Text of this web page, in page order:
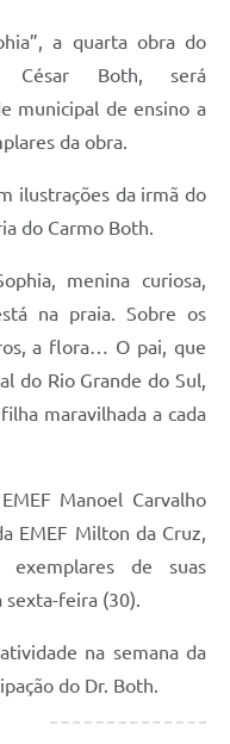
a quarta obra do
César Both, será
municipal de ensino a
da obra.
ilustrações da irmã do
do Carmo Both.
menina curiosa,
na praia. Sobre os
a flora… O pai, que
do Rio Grande do Sul,
maravilhada a cada
Manoel Carvalho
EMEF Milton da Cruz,
exemplares de suas
sexta-feira (30).
na semana da
do Dr. Both.